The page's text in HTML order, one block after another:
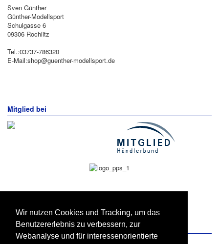
Wir nutzen Cookies und Tracking, um das
Benutzererlebnis zu verbessern, zur
Webanalyse und für interessenorientierte
Sven Günther
Günther-Modellsport
Schulgasse 6
09306 Rochlitz
Tel.:03737-786320
E-Mail:shop@guenther-modellsport.de
Mitglied bei
Zahlung und Versand